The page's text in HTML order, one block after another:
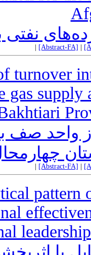
نفتی
[Abstract-FA]
turnover
gas supply
واحد صف
[Abstract-FA]
pattern